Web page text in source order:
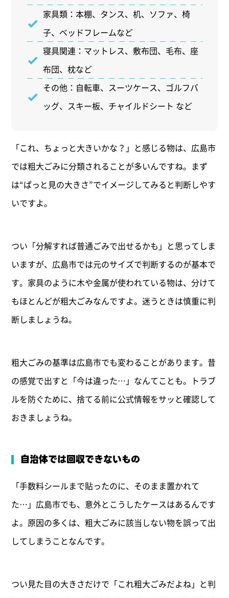
家具類：本棚、タンス、机、ソファ、椅
子、ベッドフレームなど
寝具関連：マットレス、敷布団、毛布、座
布団、枕など
その他：自転車、スーツケース、ゴルフバ
ッグ、スキー板、チャイルドシート など
「これ、ちょっと大きいかな？」と感じる物は、広島市
では粗大ごみに分類されることが多いんですね。まず
は“ぱっと見の大きさ”でイメージしてみると判断しやす
いですよ。
つい「分解すれば普通ごみで出せるかも」と思ってしま
いますが、広島市では元のサイズで判断するのが基本で
す。家具のように木や金属が使われている物は、分けて
もほとんどが粗大ごみなんですよ。迷うときは慎重に判
断しましょうね。
粗大ごみの基準は広島市でも変わることがあります。昔
の感覚で出すと「今は違った…」なんてことも。トラブ
ルを防ぐために、捨てる前に公式情報をサッと確認して
おきましょうね。
自治体では回収できないもの
「手数料シールまで貼ったのに、そのまま置かれて
た…」広島市でも、意外とこうしたケースはあるんです
よ。原因の多くは、粗大ごみに該当しない物を誤って出
してしまうことなんです。
つい見た目の大きさだけで「これ粗大ごみだよね」と判